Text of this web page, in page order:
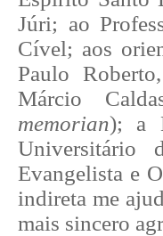
Júri; ao
Cível; aos
Paulo
Márcio
memorian); a
Universitário
Evangelista e
indireta me
mais sincero